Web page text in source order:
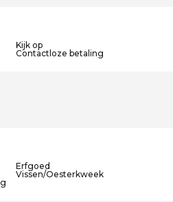
Kijk op
Contactloze betaling
Erfgoed
Vissen/Oesterkweek